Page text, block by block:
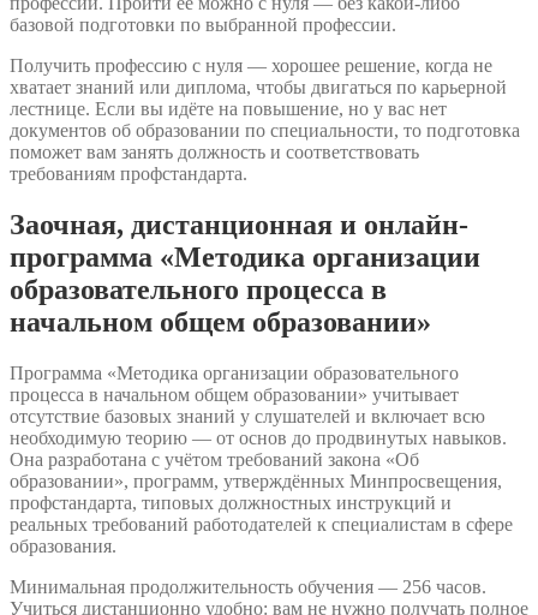
базовой подготовки по выбранной профессии.
Получить профессию с нуля — хорошее решение, когда не
хватает знаний или диплома, чтобы двигаться по карьерной
лестнице. Если вы идёте на повышение, но у вас нет
документов об образовании по специальности, то подготовка
поможет вам занять должность и соответствовать
требованиям профстандарта.
Заочная, дистанционная и онлайн-
программа «Методика организации
образовательного процесса в
начальном общем образовании»
Программа «Методика организации образовательного
процесса в начальном общем образовании» учитывает
отсутствие базовых знаний у слушателей и включает всю
необходимую теорию — от основ до продвинутых навыков.
Она разработана с учётом требований закона «Об
образовании», программ, утверждённых Минпросвещения,
профстандарта, типовых должностных инструкций и
реальных требований работодателей к специалистам в сфере
образования.
Минимальная продолжительность обучения — 256 часов.
Учиться дистанционно удобно: вам не нужно получать полное